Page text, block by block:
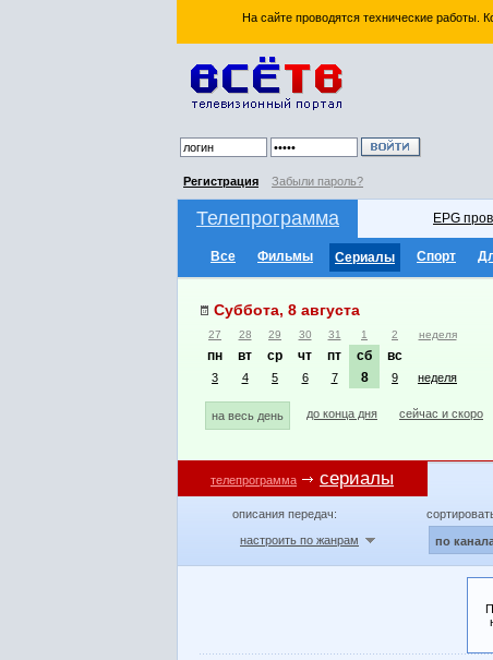
На сайте проводятся технические работы.
Регистрация Забыли пароль?
Телепрограмма EPG
Все Фильмы Сериалы Спорт
Суббота, 8 августа
27 28 29 30 31 1 2 неделя
пн вт ср чт пт сб вс
3 4 5 6 7 8 9 неделя
на весь день до конца дня сейчас и скоро
телепрограмма сериалы
описания передач:
настроить по жанрам
по